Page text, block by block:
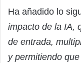
Ha añadido lo
impacto de la IA,
de entrada,
y permitiendo